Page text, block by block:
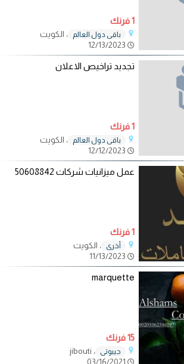
1 فرنك
باقي دول العالم
، الكويت
تجديد تراخيص الاعلان
1 فرنك
باقي دول العالم
، الكويت
عمل ميزانيات شركات 50608842
1 فرنك
أخرى
، الكويت
marquette
15 فرنك
جيبوتي
، jibouti